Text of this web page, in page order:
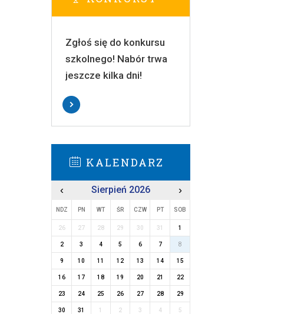
Zgłoś się do konkursu
szkolnego! Nabór trwa
jeszcze kilka dni!
KALENDARZ
‹ Sierpień 2026 ›
NDZ PN WT ŚR CZW PT SOB
26 27 28 29 30 31 1
2 3 4 5 6 7 8
9 10 11 12 13 14 15
16 17 18 19 20 21 22
23 24 25 26 27 28 29
30 31 2 3 4 5